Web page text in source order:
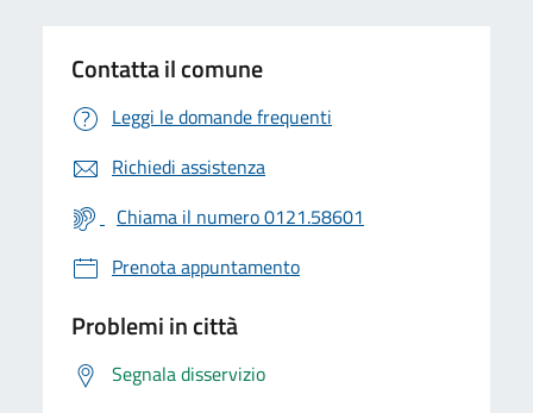
Contatta il comune
Leggi le domande frequenti
Richiedi assistenza
Chiama il numero 0121.58601
Prenota appuntamento
Problemi in città
Segnala disservizio